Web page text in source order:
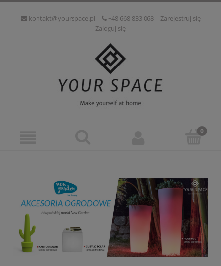
kontakt@yourspace.pl +48 668 833 068
Zarejestruj się
Zaloguj się